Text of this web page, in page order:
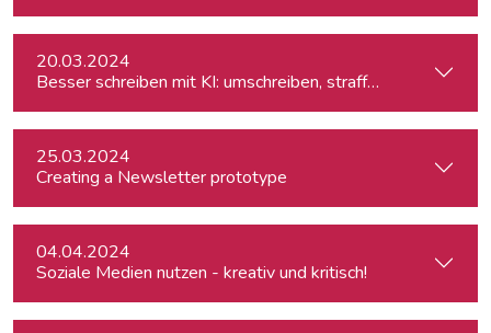
20.03.2024
Besser schreiben mit KI: umschreiben, straffen, redigieren
25.03.2024
Creating a Newsletter prototype
04.04.2024
Soziale Medien nutzen - kreativ und kritisch!